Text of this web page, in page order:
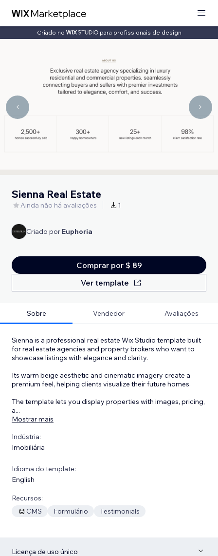
Criado no para profissionais de design
Sienna Real Estate
Ainda não há avaliações 1
Criado por Euphoria
Comprar por $ 89
Ver template
Sobre Vendedor Avaliações
Sienna is a professional real estate Wix Studio template built
for real estate agencies and property brokers who want to
showcase listings with elegance and clarity.
Its warm beige aesthetic and cinematic imagery create a
premium feel, helping clients visualize their future homes.
The template lets you display properties with images, pricing,
a...
Mostrar mais
Indústria:
Imobiliária
Idioma do template:
English
Recursos:
CMS
Formulário Testimonials
Licença de uso único